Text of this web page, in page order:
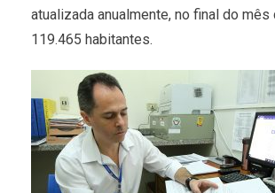
atualizada anualmente, no final do mês
119.465 habitantes.